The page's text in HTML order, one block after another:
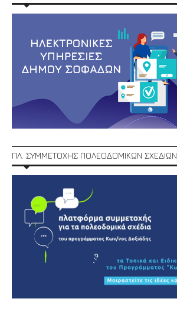
ΠΛ. ΣΥΜΜΕΤΟΧΗΣ ΠΟΛΕΟΔΟΜΙΚΩΝ ΣΧΕΔΙΩΝ